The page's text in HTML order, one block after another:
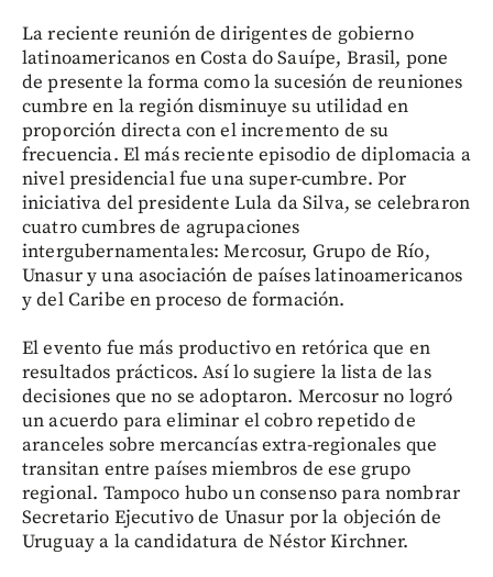
La reciente reunión de dirigentes de gobierno
latinoamericanos en Costa do Sauípe, Brasil, pone
de presente la forma como la sucesión de reuniones
cumbre en la región disminuye su utilidad en
proporción directa con el incremento de su
frecuencia. El más reciente episodio de diplomacia a
nivel presidencial fue una super-cumbre. Por
iniciativa del presidente Lula da Silva, se celebraron
cuatro cumbres de agrupaciones
intergubernamentales: Mercosur, Grupo de Río,
Unasur y una asociación de países latinoamericanos
y del Caribe en proceso de formación.
El evento fue más productivo en retórica que en
resultados prácticos. Así lo sugiere la lista de las
decisiones que no se adoptaron. Mercosur no logró
un acuerdo para eliminar el cobro repetido de
aranceles sobre mercancías extra-regionales que
transitan entre países miembros de ese grupo
regional. Tampoco hubo un consenso para nombrar
Secretario Ejecutivo de Unasur por la objeción de
Uruguay a la candidatura de Néstor Kirchner.